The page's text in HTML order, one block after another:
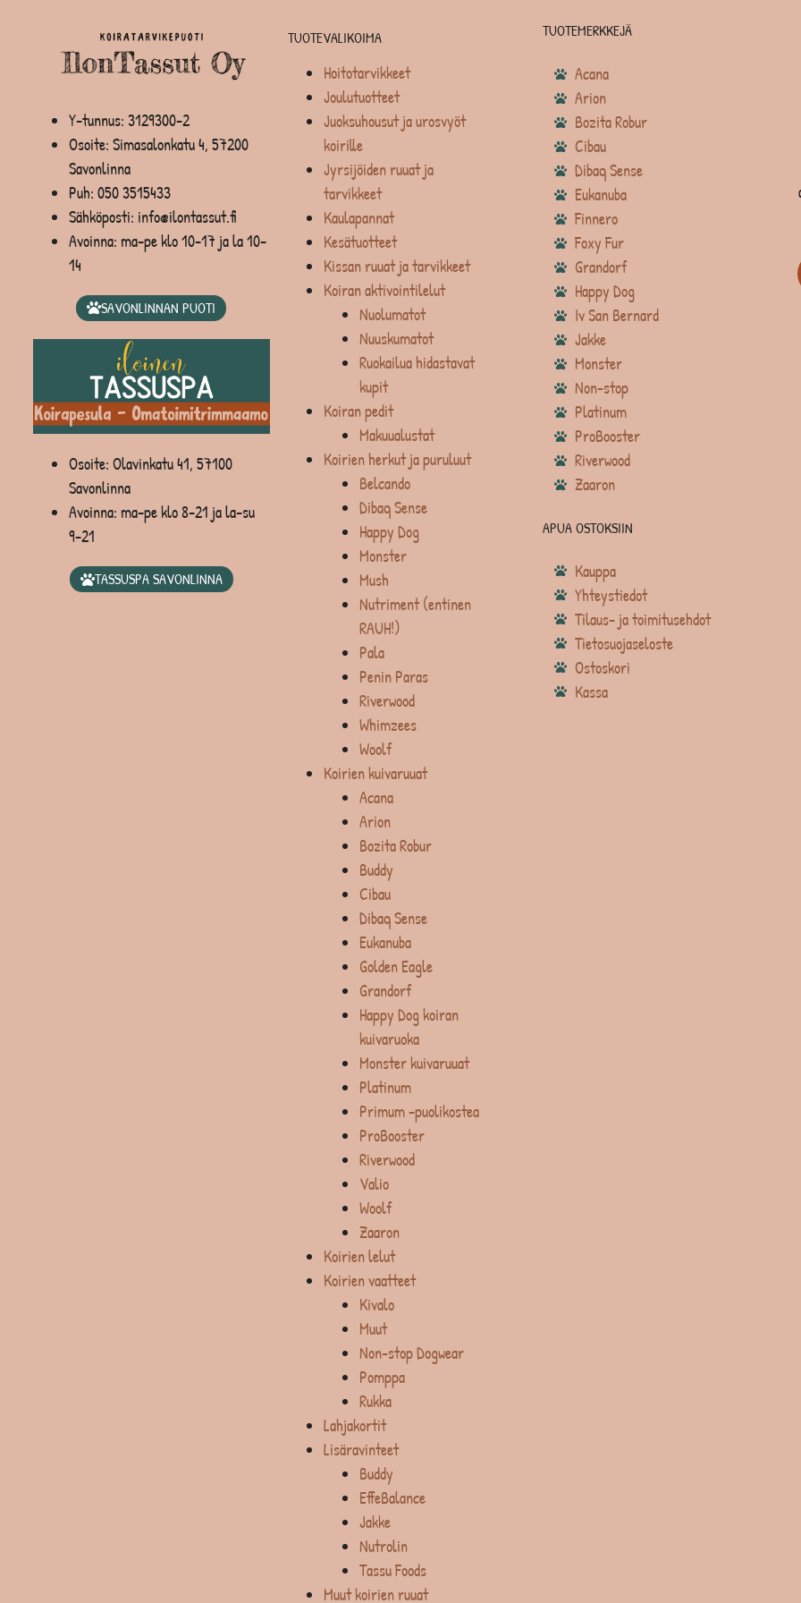
Y-tunnus: 3129300-2
Osoite: Simasalonkatu 4, 57200
Savonlinna
Puh: 050 3515433
Sähköposti: info@ilontassut.fi
Avoinna: ma-pe klo 10-17 ja la 10-
14
SAVONLINNAN PUOTI
Osoite: Olavinkatu 41, 57100
Savonlinna
Avoinna: ma-pe klo 8-21 ja la-su
9-21
TASSUSPA SAVONLINNA
TUOTEVALIKOIMA
Hoitotarvikkeet
Joulutuotteet
Juoksuhousut ja urosvyöt
koirille
Jyrsijöiden ruuat ja
tarvikkeet
Kaulapannat
Kesätuotteet
Kissan ruuat ja tarvikkeet
Koiran aktivointilelut
Nuolumatot
Nuuskumatot
Ruokailua hidastavat
kupit
Koiran pedit
Makuualustat
Koirien herkut ja puruluut
Belcando
Dibaq Sense
Happy Dog
Monster
Mush
Nutriment (entinen
RAUH!)
Pala
Penin Paras
Riverwood
Whimzees
Woolf
Koirien kuivaruuat
Acana
Arion
Bozita Robur
Buddy
Cibau
Dibaq Sense
Eukanuba
Golden Eagle
Grandorf
Happy Dog koiran
kuivaruoka
Monster kuivaruuat
Platinum
Primum -puolikostea
ProBooster
Riverwood
Valio
Woolf
Zaaron
Koirien lelut
Koirien vaatteet
Kivalo
Muut
Non-stop Dogwear
Pomppa
Rukka
Lahjakortit
Lisäravinteet
Buddy
EffeBalance
Jakke
Nutrolin
Tassu Foods
Muut koirien ruuat
TUOTEMERKKEJÄ
Acana
Arion
Bozita Robur
Cibau
Dibaq Sense
Eukanuba
Finnero
Foxy Fur
Grandorf
Happy Dog
Iv San Bernard
Jakke
Monster
Non-stop
Platinum
ProBooster
Riverwood
Zaaron
APUA OSTOKSIIN
Kauppa
Yhteystiedot
Tilaus- ja toimitusehdot
Tietosuojaseloste
Ostoskori
Kassa